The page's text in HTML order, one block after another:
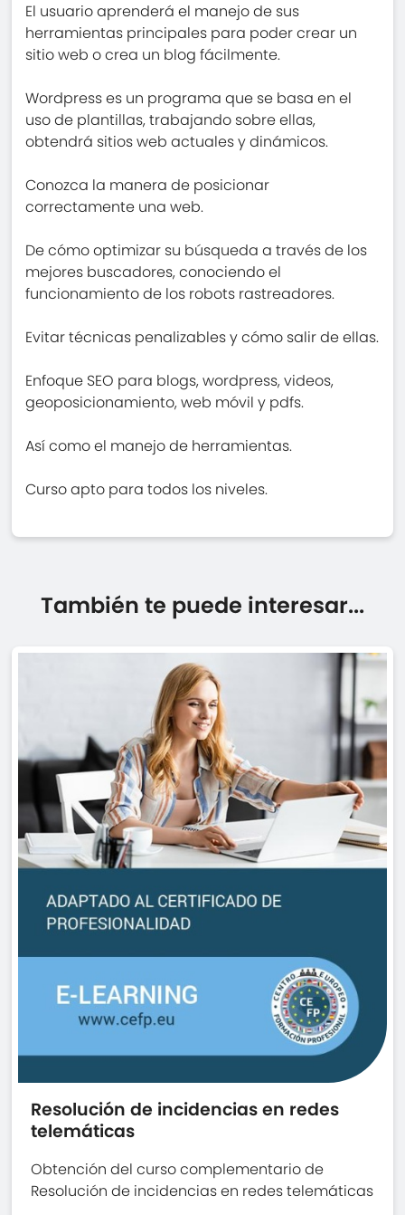
El usuario aprenderá el manejo de sus
herramientas principales para poder crear un
sitio web o crea un blog fácilmente.
Wordpress es un programa que se basa en el
uso de plantillas, trabajando sobre ellas,
obtendrá sitios web actuales y dinámicos.
Conozca la manera de posicionar
correctamente una web.
De cómo optimizar su búsqueda a través de los
mejores buscadores, conociendo el
funcionamiento de los robots rastreadores.
Evitar técnicas penalizables y cómo salir de ellas.
Enfoque SEO para blogs, wordpress, videos,
geoposicionamiento, web móvil y pdfs.
Así como el manejo de herramientas.
Curso apto para todos los niveles.
También te puede interesar...
Resolución de incidencias en redes
telemáticas
Obtención del curso complementario de
Resolución de incidencias en redes telemáticas